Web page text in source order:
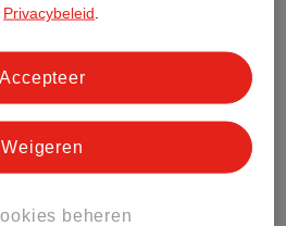
Privacybeleid
beheren
Weigeren
Accepteer